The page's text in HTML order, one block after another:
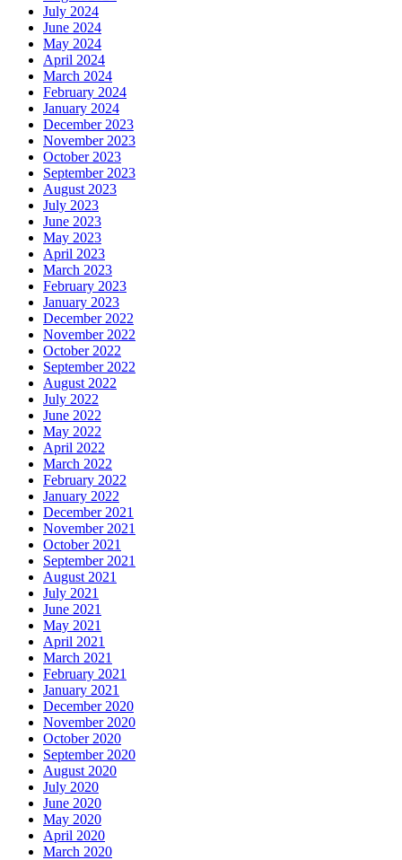
July 2024
June 2024
May 2024
April 2024
March 2024
February 2024
January 2024
December 2023
November 2023
October 2023
September 2023
August 2023
July 2023
June 2023
May 2023
April 2023
March 2023
February 2023
January 2023
December 2022
November 2022
October 2022
September 2022
August 2022
July 2022
June 2022
May 2022
April 2022
March 2022
February 2022
January 2022
December 2021
November 2021
October 2021
September 2021
August 2021
July 2021
June 2021
May 2021
April 2021
March 2021
February 2021
January 2021
December 2020
November 2020
October 2020
September 2020
August 2020
July 2020
June 2020
May 2020
April 2020
March 2020